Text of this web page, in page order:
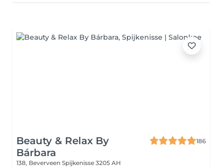
Beauty & Relax By
Bárbara
186
138, Beverveen Spijkenisse 3205 AH